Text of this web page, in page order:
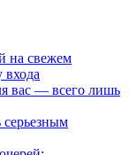
на свежем
входа
вас — всего лишь
серьезным